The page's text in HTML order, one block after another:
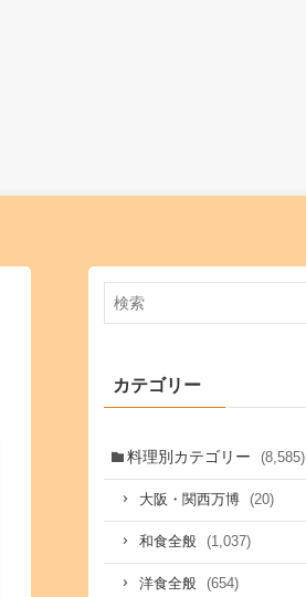
カテゴリー
料理別カテゴリー (8,585)
大阪・関西万博 (20)
和食全般 (1,037)
洋食全般 (654)